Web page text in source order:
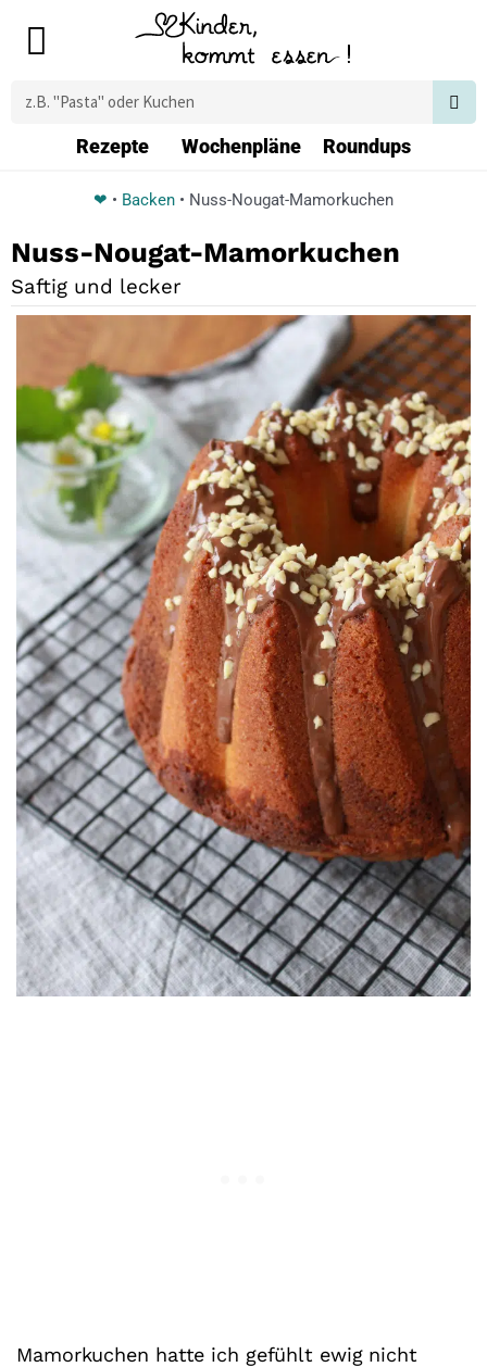
Main
Suche
Rezepte Wochenpläne Roundups
❤ • Backen • Nuss-Nougat-Mamorkuchen
Nuss-Nougat-Mamorkuchen
Saftig und lecker
Mamorkuchen hatte ich gefühlt ewig nicht